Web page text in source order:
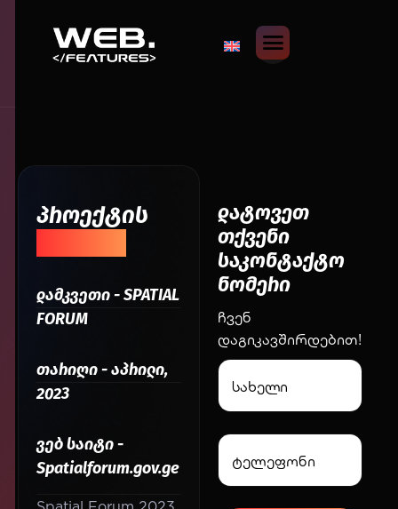
პროექტის
დამკვეთი - SPATIAL
FORUM
თარიღი - აპრილი,
2023
ვებ საიტი -
Spatialforum.gov.ge
დატოვეთ
თქვენი
საკონტაქტო
ნომერი
ჩვენ
დაგიკავშირდებით!